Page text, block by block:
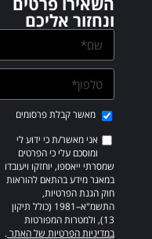
ונחזור אליכם
מאשר קבלת פרסומים
אני מאשר/ת כי ידוע לי
ומוסכם עלי כי הפרטים
שמסרתי ייאספו, יוחזקו ויעובדו
במאגר מידע בהתאם להוראות
חוק הגנת הפרטיות,
התשמ"א–1981 (כולל תיקון
13), ולמטרות המפורטות
במדיניות הפרטיות של האתר.